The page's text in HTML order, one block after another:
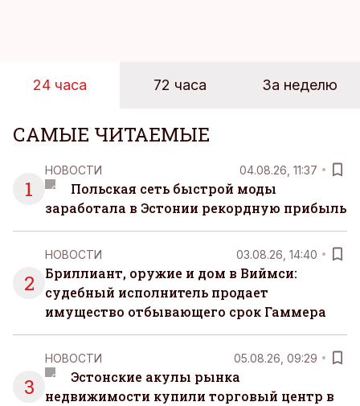
человека. Поэтому от отдыха все чаще ждут не
чаще люди ищут возможность просто быть здесь
и сейчас — без необходимости все
организовывать, планировать и за все отвечать
самостоятельно.
24 часа 72 часа За неделю
САМЫЕ ЧИТАЕМЫЕ
1
НОВОСТИ 04.08.26, 11:37
Польская сеть быстрой моды
заработала в Эстонии рекордную прибыль
2
НОВОСТИ 03.08.26, 14:40
Бриллиант, оружие и дом в Виймси:
судебный исполнитель продает
имущество отбывающего срок Гаммера
3
НОВОСТИ 05.08.26, 09:29
Эстонские акулы рынка
недвижимости купили торговый центр в